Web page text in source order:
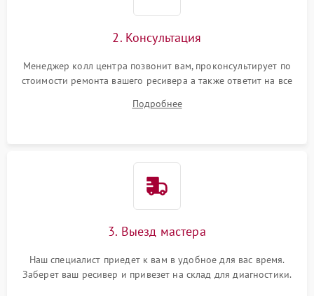
2. Консультация
Менеджер колл центра позвонит вам, проконсультирует по
стоимости ремонта вашего ресивера а также ответит на все
Подробнее
3. Выезд мастера
Наш специалист приедет к вам в удобное для вас время.
Заберет ваш ресивер и привезет на склад для диагностики.